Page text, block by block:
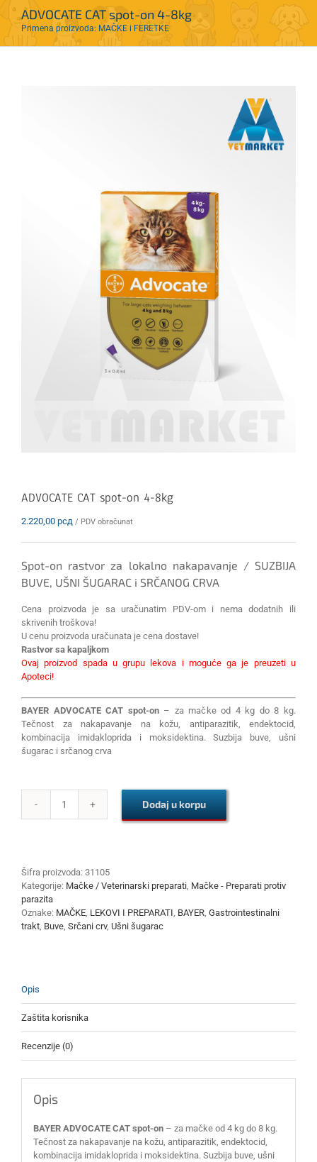
ADVOCATE CAT spot-on 4-8kg
Primena proizvoda: MAČKE i FERETKE
ADVOCATE CAT spot-on 4-8kg
2.220,00 рсд / PDV obračunat
Spot-on rastvor za lokalno nakapavanje / SUZBIJA
BUVE, UŠNI ŠUGARAC i SRČANOG CRVA
Cena proizvoda je sa uračunatim PDV-om i nema dodatnih ili
skrivenih troškova!
U cenu proizvoda uračunata je cena dostave!
Rastvor sa kapaljkom
Ovaj proizvod spada u grupu lekova i moguće ga je preuzeti u
Apoteci!
BAYER ADVOCATE CAT spot-on– za mačke od 4 kg do 8 kg.
Tečnost za nakapavanje na kožu, antiparazitik, endektocid,
kombinacija imidakloprida i moksidektina. Suzbija buve, ušni
šugarac i srčanog crva
ADVOCATE
8kg
količina
Dodaj u korpu
Šifra proizvoda: 31105
Kategorije: Mačke / Veterinarski preparati Mačke - Preparati protiv
parazita
Oznake: MAČKE LEKOVI I PREPARATI BAYER Gastrointestinalni
trakt Buve Srčani crv, Ušni šugarac
Opis
Zaštita korisnika
Recenzije (0)
Opis
BAYER ADVOCATE CAT spot-on– za mačke od 4 kg do 8 kg.
Tečnost za nakapavanje na kožu, antiparazitik, endektocid,
kombinacija imidakloprida i moksidektina. Suzbija buve, ušni